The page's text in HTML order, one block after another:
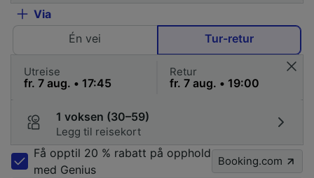
Via
Én vei
Tur-retur
Utreise Retur
1 voksen (30–59)
Legg til reisekort
Få opptil 20 % rabatt på opphold
med Genius
Booking.com